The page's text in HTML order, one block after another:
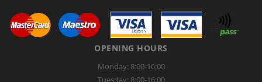
OPENING HOURS
Monday: 8:00-16:00
Tuesday: 8:00-16:00